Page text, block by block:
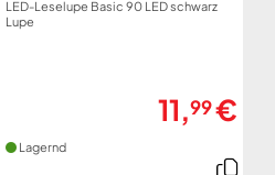
LED-Leselupe Basic 90 LED schwarz
Lupe
11,99€
Lagernd